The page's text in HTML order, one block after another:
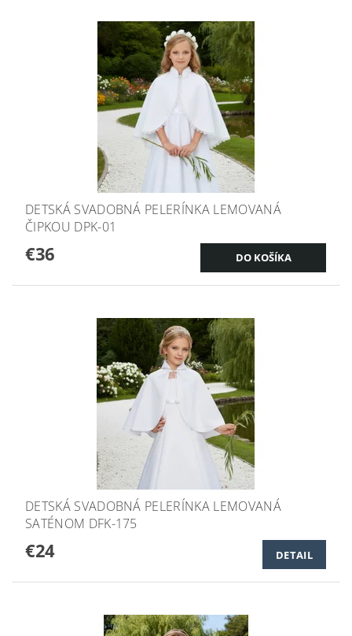
DETSKÁ SVADOBNÁ PELERÍNKA LEMOVANÁ
ČIPKOU DPK-01
€36
DETSKÁ SVADOBNÁ PELERÍNKA LEMOVANÁ
SATÉNOM DFK-175
€24 DETAIL